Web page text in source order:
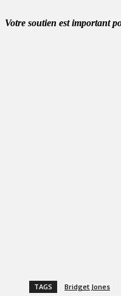
Votre soutien est important
TAGS Bridget Jones